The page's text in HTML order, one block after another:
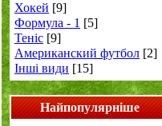
Хокей [9]
Формула - 1 [5]
Теніс [9]
Американский футбол [2]
Інші види [15]
Найпопулярніше